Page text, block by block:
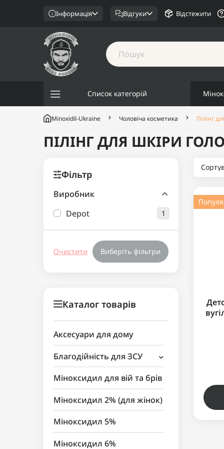
Інформація Відгуки Відстежити
Список категорій
Minoxidil-Ukraine Чоловіча косметика Пілінг
ПІЛІНГ ДЛЯ ШКІРИ
Фільтр
Виробник
Depot
1
Очистити Виберіть фільтри
Каталог товарів
Аксесуари для дому
Благодійність для ЗСУ
Міноксидил для вій та брів
Міноксидил 2% (для жінок)
Міноксидил 5%
Міноксидил 6%